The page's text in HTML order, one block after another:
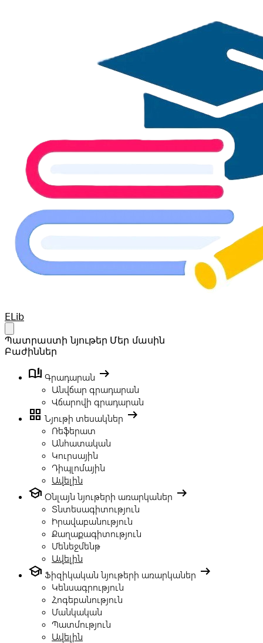
Your Company
ELib
Պատրաստի նյութեր Մեր մասին
Բաժիններ
book_ribbon Գրադարան arrow_right_alt
Անվճար գրադարան
Վճարովի գրադարան
grid_view Նյութի տեսակներ arrow_right_alt
Ռեֆերատ
Անհատական
Կուրսային
Դիպլոմային
Ավելին
school Օնլայն նյութերի առարկաներ arrow_right_alt
Տնտեսագիտություն
Իրավաբանություն
Քաղաքագիտություն
Մենեջմենթ
Ավելին
school Ֆիզիկական նյութերի առարկաներ arrow_right_alt
Կենսագրություն
Հոգեբանություն
Մանկական
Պատմություն
Ավելին